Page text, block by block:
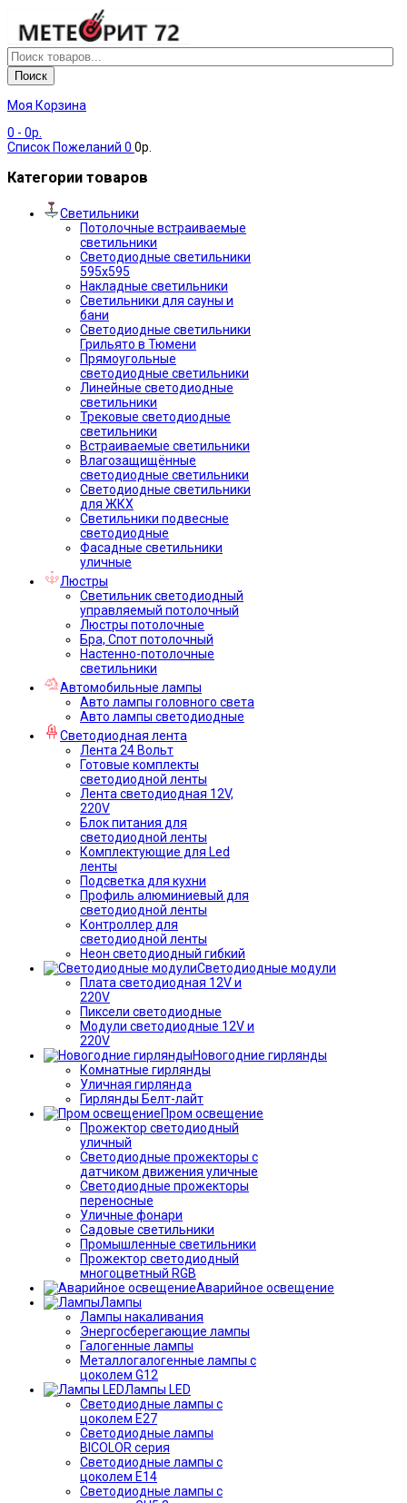
Поиск
Моя Корзина
0 - 0р.
Список Пожеланий 0 0р.
Категории товаров
Светильники
Потолочные встраиваемые
светильники
Светодиодные светильники
595х595
Накладные светильники
Светильники для сауны и
бани
Светодиодные светильники
Грильято в Тюмени
Прямоугольные
светодиодные светильники
Линейные светодиодные
светильники
Трековые светодиодные
светильники
Встраиваемые светильники
Влагозащищённые
светодиодные светильники
Светодиодные светильники
для ЖКХ
Светильники подвесные
светодиодные
Фасадные светильники
уличные
Люстры
Светильник светодиодный
управляемый потолочный
Люстры потолочные
Бра, Спот потолочный
Настенно-потолочные
светильники
Автомобильные лампы
Авто лампы головного света
Авто лампы светодиодные
Светодиодная лента
Лента 24 Вольт
Готовые комплекты
светодиодной ленты
Лента светодиодная 12V,
220V
Блок питания для
светодиодной ленты
Комплектующие для Led
ленты
Подсветка для кухни
Профиль алюминиевый для
светодиодной ленты
Контроллер для
светодиодной ленты
Неон светодиодный гибкий
Светодиодные модули
Плата светодиодная 12V и
220V
Пиксели светодиодные
Модули светодиодные 12V и
220V
Новогодние гирлянды
Комнатные гирлянды
Уличная гирлянда
Гирлянды Белт-лайт
Пром освещение
Прожектор светодиодный
уличный
Светодиодные прожекторы с
датчиком движения уличные
Светодиодные прожекторы
переносные
Уличные фонари
Садовые светильники
Промышленные светильники
Прожектор светодиодный
многоцветный RGB
Аварийное освещение
Лампы
Лампы накаливания
Энергосберегающие лампы
Галогенные лампы
Металлогалогенные лампы с
цоколем G12
Лампы LED
Светодиодные лампы с
цоколем E27
Светодиодные лампы
BICOLOR серия
Светодиодные лампы с
цоколем E14
Светодиодные лампы с